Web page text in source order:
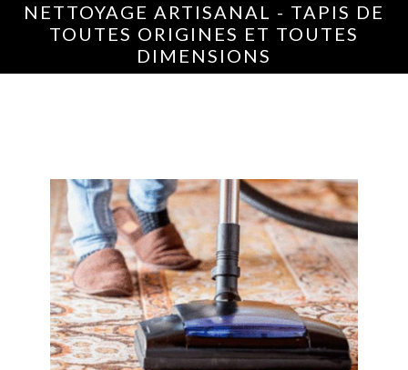
NETTOYAGE ARTISANAL - TAPIS DE
TOUTES ORIGINES ET TOUTES
DIMENSIONS